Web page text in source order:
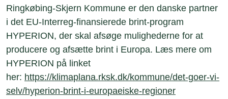
Ringkøbing-Skjern Kommune er den danske partner
i det EU-Interreg-finansierede brint-program
HYPERION, der skal afsøge mulighederne for at
producere og afsætte brint i Europa. Læs mere om
HYPERION på linket
her: https://klimaplana.rksk.dk/kommune/det-goer-vi-
selv/hyperion-brint-i-europaeiske-regioner